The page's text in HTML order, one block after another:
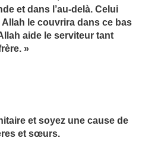
et dans l’au-delà. Celui
le couvrira dans ce bas
aide le serviteur tant
»
et soyez une cause de
et sœurs.